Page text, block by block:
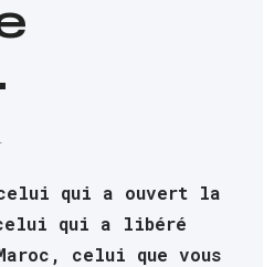
qui a ouvert la
qui a libéré
celui que vous